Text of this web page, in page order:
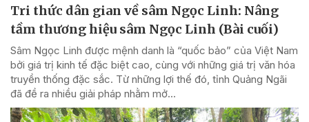
Tri thức dân gian về sâm Ngọc Linh: Nâng
tầm thương hiệu sâm Ngọc Linh (Bài cuối)
Sâm Ngọc Linh được mệnh danh là “quốc bảo” của Việt Nam
bởi giá trị kinh tế đặc biệt cao, cùng với những giá trị văn hóa
truyền thống đặc sắc. Từ những lợi thế đó, tỉnh Quảng Ngãi
đã đề ra nhiều giải pháp nhằm mở...